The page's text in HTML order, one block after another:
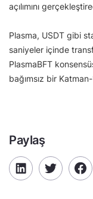
açılımını
Plasma, USDT gibi
saniyeler içinde
PlasmaBFT
bağımsız bir
Paylaş